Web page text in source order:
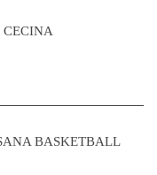
CECINA
BASKETBALL